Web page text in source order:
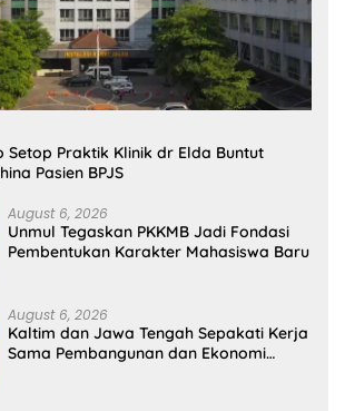
Setop Praktik Klinik dr Elda Buntut
Pasien BPJS
August 6, 2026
Unmul Tegaskan PKKMB Jadi Fondasi
Pembentukan Karakter Mahasiswa Baru
August 6, 2026
Kaltim dan Jawa Tengah Sepakati Kerja
Sama Pembangunan dan Ekonomi